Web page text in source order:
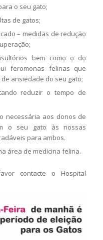
o seu gato;
de gatos;
– medidas de redução
bem como o do
feromonas felinas que
ansiedade do seu gato;
reduzir o tempo de
necessária aos donos de
o seu gato às nossas
para ambos.
área de medicina felina.
contacte o Hospital